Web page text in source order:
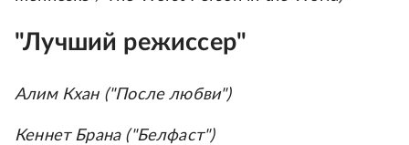
"Лучший режиссер"
Алим Кхан ("После любви")
Кеннет Брана ("Белфаст")